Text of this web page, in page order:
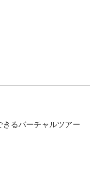
るバーチャルツアー